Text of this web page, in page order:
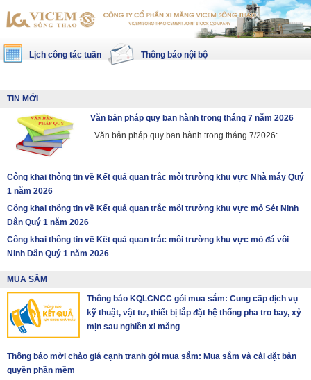
Lịch công tác tuần Thông báo nội bộ
TIN MỚI
Văn bản pháp quy ban hành trong tháng 7 năm 2026
Văn bản pháp quy ban hành trong tháng 7/2026:
Công khai thông tin về Kết quả quan trắc môi trường khu vực Nhà máy Quý
1 năm 2026
Công khai thông tin về Kết quả quan trắc môi trường khu vực mỏ Sét Ninh
Dân Quý 1 năm 2026
Công khai thông tin về Kết quả quan trắc môi trường khu vực mỏ đá vôi
Ninh Dân Quý 1 năm 2026
MUA SẮM
Thông báo KQLCNCC gói mua sắm: Cung cấp dịch vụ
kỹ thuật, vật tư, thiết bị lắp đặt hệ thống pha tro bay, xỷ
mịn sau nghiền xi măng
Thông báo mời chào giá cạnh tranh gói mua sắm: Mua sắm và cài đặt bản
quyền phần mềm